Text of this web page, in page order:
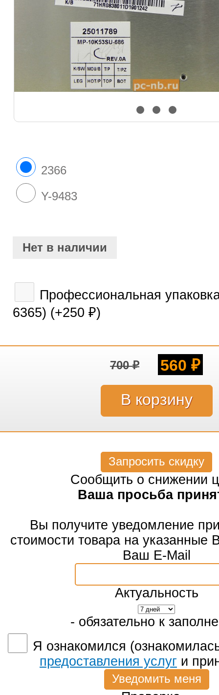
2366
Y-9483
Нет в наличии
Профессиональная
6365) (+250 ₽)
700₽ 560 ₽
Запросить скидку
Сообщить о снижении
Ваша просьба
Вы получите уведомление
стоимости товара на указанные
Ваш E-Mail
Актуальность
- обязательно к
Я ознакомился
предоставления услуг и